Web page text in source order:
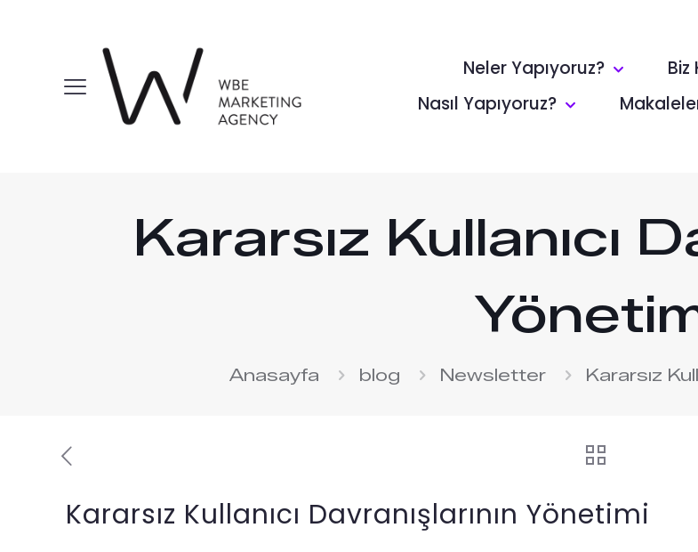
Neler Yapıyoruz? Biz
Nasıl Yapıyoruz?
Kararsız Kullanıcı
Anasayfa blog Newsletter Kararsız
Kararsız Kullanıcı Davranışlarının Yönetimi